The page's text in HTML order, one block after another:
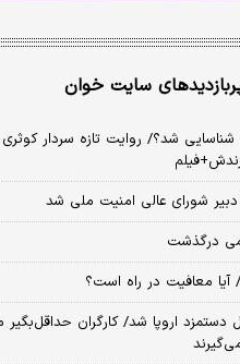
سایت خوان
شد؟/ روایت تازه سردار
شورای عالی امنیت ملی شد
درگذشت
آیا معافیت در راه است؟
اروپا شد/ کارگران حداقل‌بگیر